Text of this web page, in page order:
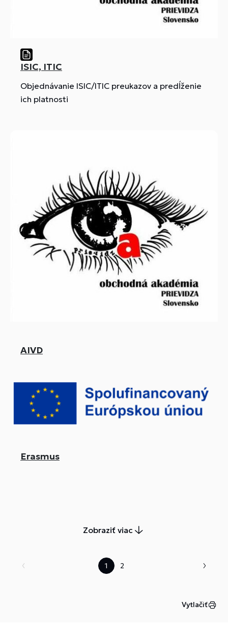
ISIC, ITIC
Objednávanie ISIC/ITIC preukazov a predĺženie
ich platnosti
AIVD
Erasmus
Zobraziť viac
1 2
Vytlačiť